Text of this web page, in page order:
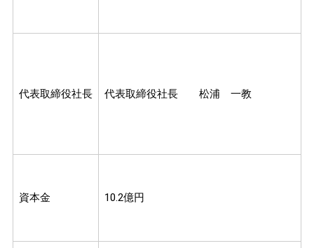
代表取締役社長 代表取締役社長 松浦 一教
資本金 10.2億円